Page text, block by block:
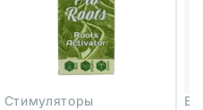
Стимуляторы